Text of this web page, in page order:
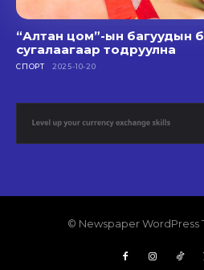
“Алтан цом”-ын багуудын
сугалаагаар тодруулна
СПОРТ 2025-10-20
© Newspaper WordPress